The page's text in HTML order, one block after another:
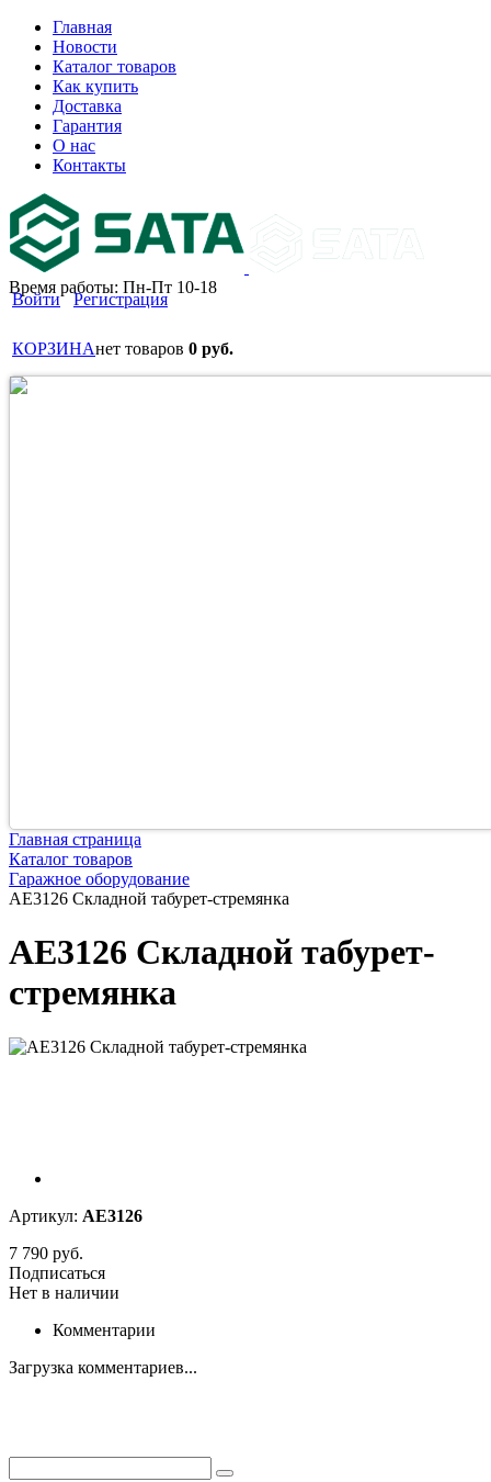
Главная
Новости
Каталог товаров
Как купить
Доставка
Гарантия
О нас
Контакты
Время работы: Пн-Пт 10-18
Войти Регистрация
КОРЗИНАнет товаров 0 руб.
Главная страница
Каталог товаров
Гаражное оборудование
AE3126 Складной табурет-стремянка
AE3126 Складной табурет-
стремянка
Артикул: AE3126
7 790 руб.
Подписаться
Нет в наличии
Комментарии
Загрузка комментариев...